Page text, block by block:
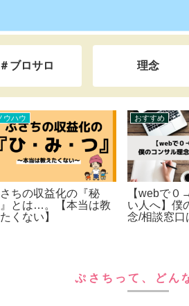
＃ブロサロ 理念
ライフハック
【とても恥ずかしい35年
間の告白】友達となじめ
ず教室の隅で泣いた学生
舎でスローライフをしな
がら日本＆世界一周の旅
ノウハ
【豪華
ゼント
万円め
ぷさちって、どん